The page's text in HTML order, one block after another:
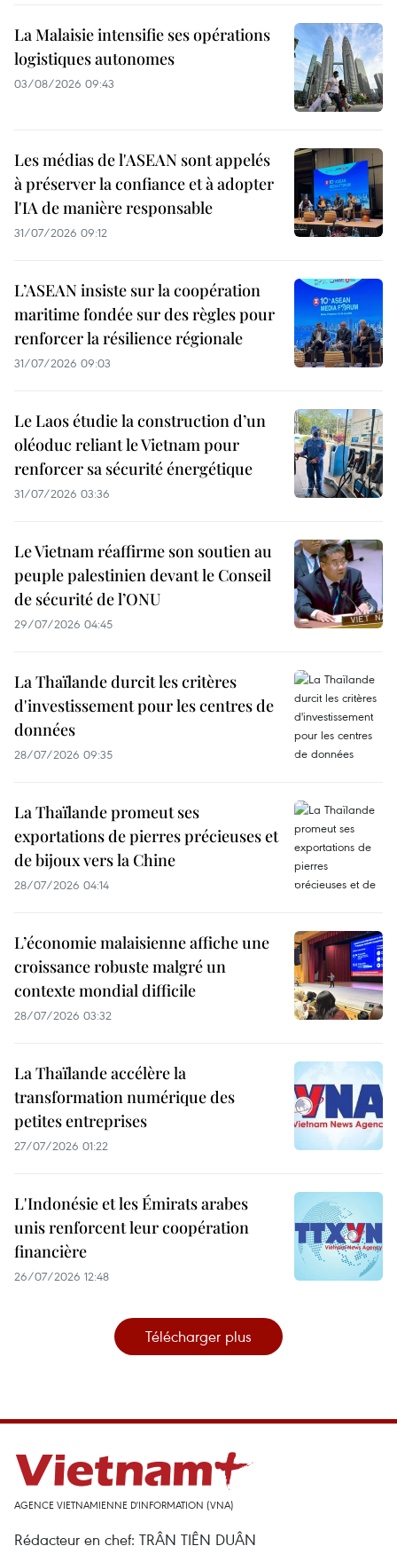
La Malaisie intensifie ses opérations
logistiques autonomes
03/08/2026 09:43
Les médias de l'ASEAN sont appelés
à préserver la confiance et à adopter
l'IA de manière responsable
31/07/2026 09:12
L’ASEAN insiste sur la coopération
maritime fondée sur des règles pour
renforcer la résilience régionale
31/07/2026 09:03
Le Laos étudie la construction d’un
oléoduc reliant le Vietnam pour
renforcer sa sécurité énergétique
31/07/2026 03:36
Le Vietnam réaffirme son soutien au
peuple palestinien devant le Conseil
de sécurité de l’ONU
29/07/2026 04:45
La Thaïlande durcit les critères
d'investissement pour les centres de
données
28/07/2026 09:35
La Thaïlande promeut ses
exportations de pierres précieuses et
de bijoux vers la Chine
28/07/2026 04:14
L’économie malaisienne affiche une
croissance robuste malgré un
contexte mondial difficile
28/07/2026 03:32
La Thaïlande accélère la
transformation numérique des
petites entreprises
27/07/2026 01:22
L'Indonésie et les Émirats arabes
unis renforcent leur coopération
financière
26/07/2026 12:48
Télécharger plus
AGENCE VIETNAMIENNE D'INFORMATION (VNA)
Rédacteur en chef: TRÂN TIÊN DUÂN